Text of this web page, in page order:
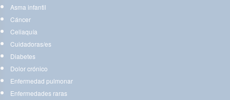
Asma infantil
Cáncer
Celiaquía
Cuidadoras/es
Diabetes
Dolor crónico
Enfermedad pulmonar
Enfermedades raras